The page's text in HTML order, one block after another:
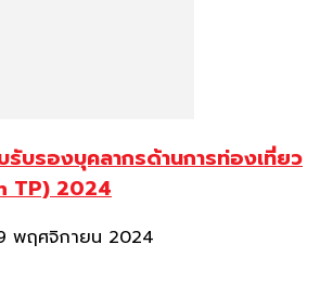
บรองบุคลากรด้านการท่องเที่ยว
TP) 2024
พฤศจิกายน 2024